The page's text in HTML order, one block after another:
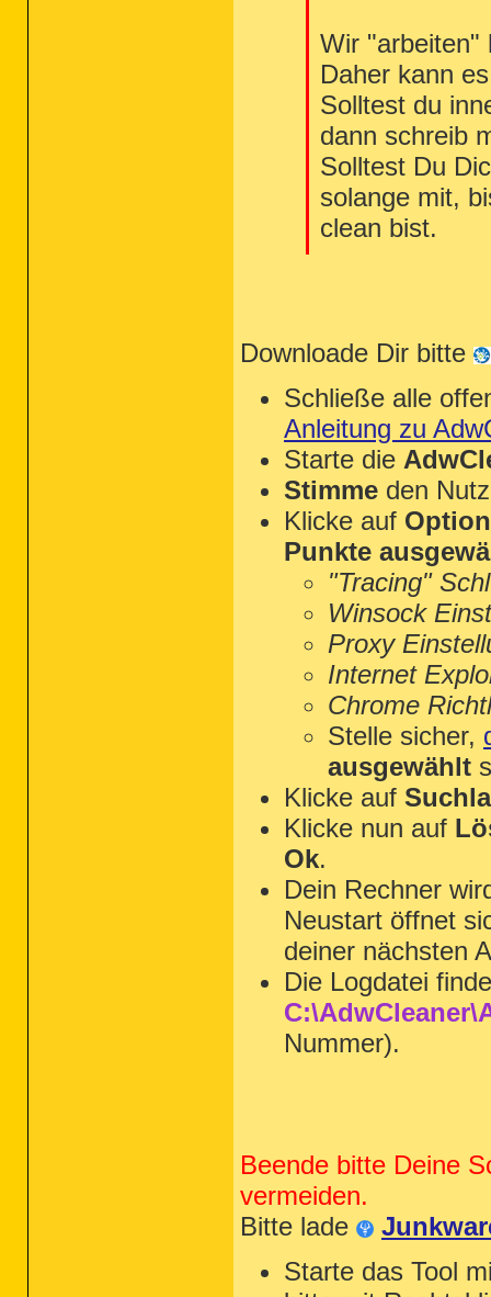
R2 MBAMService; C:\Program Files (x86)\
Wir "arbeiten"
Daher kann
Solltest du
dann schreib
Solltest Du
solange mit,
clean bist.
Downloade Dir bitte
Schließe alle
Anleitung zu
Starte die
Stimme den
Klicke auf
Punkte
"Tracing"
Winsock
Proxy
Internet
Chrome
Stelle sicher,
ausgewählt
Klicke auf
Klicke nun auf
Ok.
Dein Rechner
Neustart öffnet
deiner nächsten
Die Logdatei
Nummer).
Beende bitte Deine
vermeiden.
Bitte lade
Starte das Tool